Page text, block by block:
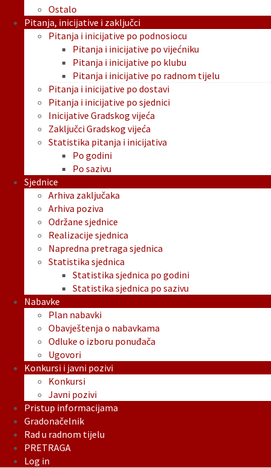
Ostalo
Pitanja, inicijative i zaključci
Pitanja i inicijative po podnosiocu
Pitanja i inicijative po vijećniku
Pitanja i inicijative po klubu
Pitanja i inicijative po radnom tijelu
Pitanja i inicijative po dostavi
Pitanja i inicijative po sjednici
Inicijative Gradskog vijeća
Zaključci Gradskog vijeća
Statistika pitanja i inicijativa
Po godini
Po sazivu
Sjednice
Arhiva zaključaka
Arhiva poziva
Održane sjednice
Realizacije sjednica
Napredna pretraga sjednica
Statistika sjednica
Statistika sjednica po godini
Statistika sjednica po sazivu
Nabavke
Plan nabavki
Obavještenja o nabavkama
Odluke o izboru ponuđača
Ugovori
Konkursi i javni pozivi
Konkursi
Javni pozivi
Pristup informacijama
Gradonačelnik
Rad u radnom tijelu
PRETRAGA
Log in